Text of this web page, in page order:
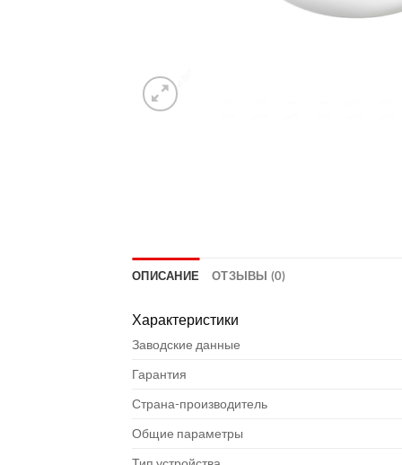
ОПИСАНИЕ ОТЗЫВЫ (0)
Характеристики
Заводские данные
Гарантия
Страна-производитель
Общие параметры